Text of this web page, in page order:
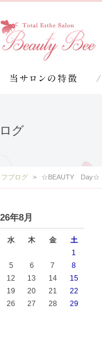
グ
フブログ ☆BEAUTY Day☆
年8月
水 木 金 土
1
5 6 7
8
12 13 14
15
19 20 21
22
26 27 28
29